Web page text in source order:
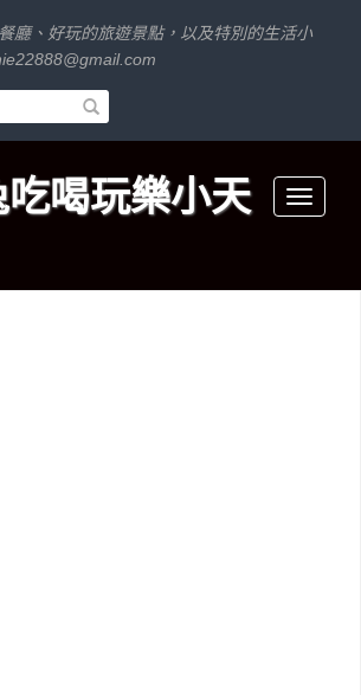
廳、好玩的旅遊景點，以及特別的生活小
Toggle
喝玩樂小天